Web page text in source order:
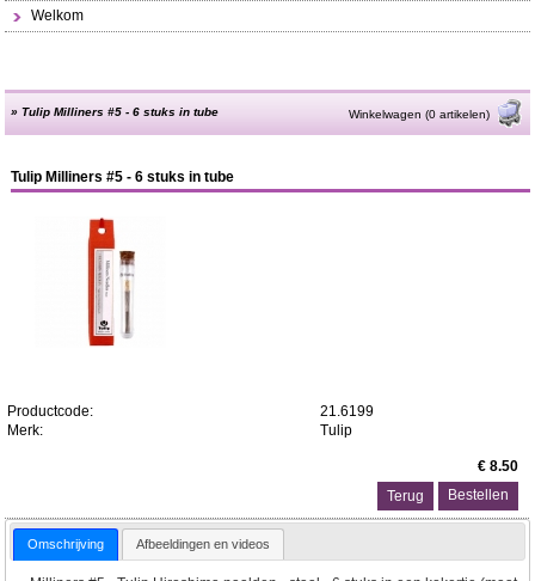
Welkom
»Tulip Milliners #5 - 6 stuks in tube Winkelwagen (0 artikelen)
Tulip Milliners #5 - 6 stuks in tube
Productcode:
21.6199
Merk:
Tulip
€ 8.50
Terug
Omschrijving Afbeeldingen en videos